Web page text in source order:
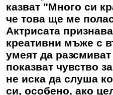
казват "Много си
че това ще ме
Актрисата
креативни мъже с
умеят да
показват чувство
не иска да слуша
си, особено, ако